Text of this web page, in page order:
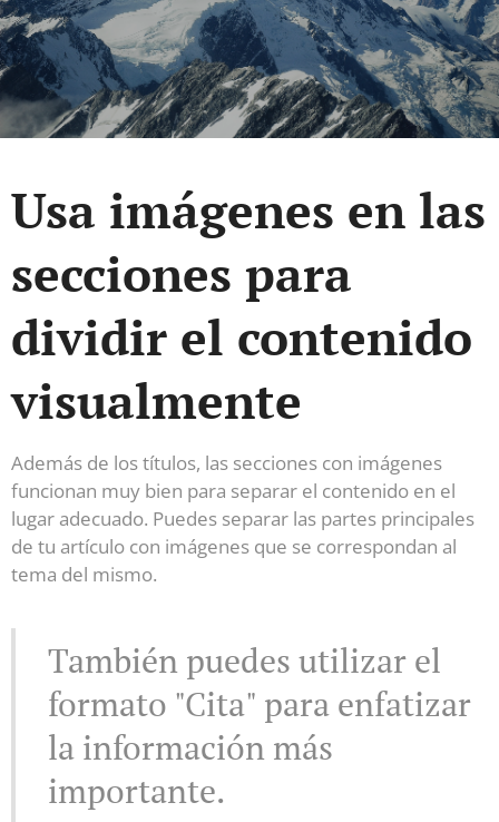
Usa imágenes en las
secciones para
dividir el contenido
visualmente
Además de los títulos, las secciones con imágenes
funcionan muy bien para separar el contenido en el
lugar adecuado. Puedes separar las partes principales
de tu artículo con imágenes que se correspondan al
tema del mismo.
También puedes utilizar el
formato "Cita" para enfatizar
la información más
importante.